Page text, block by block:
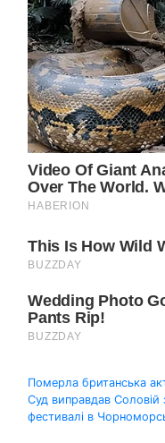
Навігація
записів
Померла британська
Суд виправдав Соловій
фестивалі в